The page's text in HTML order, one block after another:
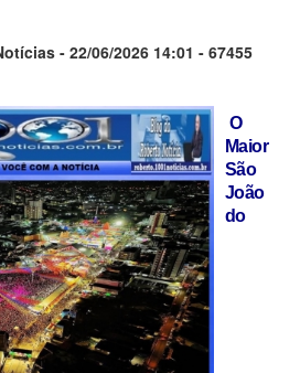
- 22/06/2026 14:01 - 67455
O
Maior
São
João
do